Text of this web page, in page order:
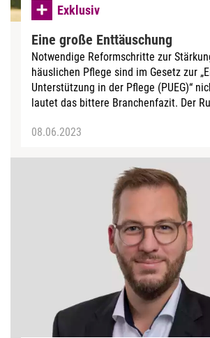
Exklusiv
Eine große Enttäuschung
Notwendige Reformschritte zur
häuslichen Pflege sind im Gesetz zur
Unterstützung in der Pflege (PUEG)“
lautet das bittere Branchenfazit. Der
08.06.2023